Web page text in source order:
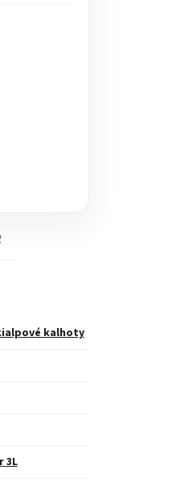
kalhoty
3L